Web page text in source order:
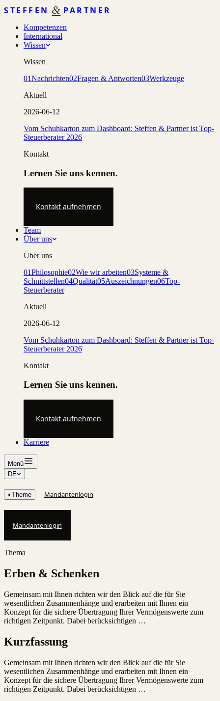
STEFFEN & PARTNER
Kompetenzen
International
Wissen
Wissen
01Nachrichten02Fragen & Antworten03Werkzeuge
Aktuell
2026-06-12
Vom Schuhkarton zum Dashboard: Steffen & Partner ist Top-
Steuerberater 2026
Kontakt
Lernen Sie uns kennen.
Kontakt aufnehmen
Team
Über uns
Über uns
01Philosophie02Wie wir arbeiten03Systeme &
Schnittstellen04Qualität05Auszeichnungen06Top-
Steuerberater
Aktuell
2026-06-12
Vom Schuhkarton zum Dashboard: Steffen & Partner ist Top-
Steuerberater 2026
Kontakt
Lernen Sie uns kennen.
Kontakt aufnehmen
Karriere
Menü
DE
◐ Theme Mandantenlogin
Mandantenlogin
Thema
Erben & Schenken
Gemeinsam mit Ihnen richten wir den Blick auf die für Sie
wesentlichen Zusammenhänge und erarbeiten mit Ihnen ein
Konzept für die sichere Übertragung Ihrer Vermögenswerte zum
richtigen Zeitpunkt. Dabei berücksichtigen …
Kurzfassung
Gemeinsam mit Ihnen richten wir den Blick auf die für Sie
wesentlichen Zusammenhänge und erarbeiten mit Ihnen ein
Konzept für die sichere Übertragung Ihrer Vermögenswerte zum
richtigen Zeitpunkt. Dabei berücksichtigen …